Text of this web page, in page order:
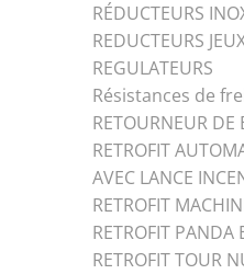
RÉDUCTEURS
REDUCTEURS
REGULATEURS
Résistances de
RETOURNEUR DE
RETROFIT
AVEC LANCE
RETROFIT
RETROFIT PANDA
RETROFIT TOUR